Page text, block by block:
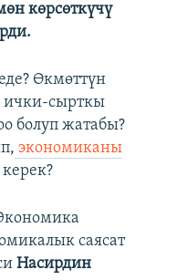
көрсөткүчү
Өкмөттүн
ички-сырткы
болуп жатабы?
экономиканы
саясат
Насирдин